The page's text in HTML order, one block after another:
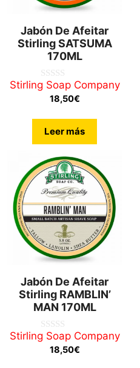
Jabón De Afeitar
Stirling SATSUMA
170ML
0
Stirling Soap Company
18,50€
Leer más
Jabón De Afeitar
Stirling RAMBLIN’
MAN 170ML
0
Stirling Soap Company
18,50€